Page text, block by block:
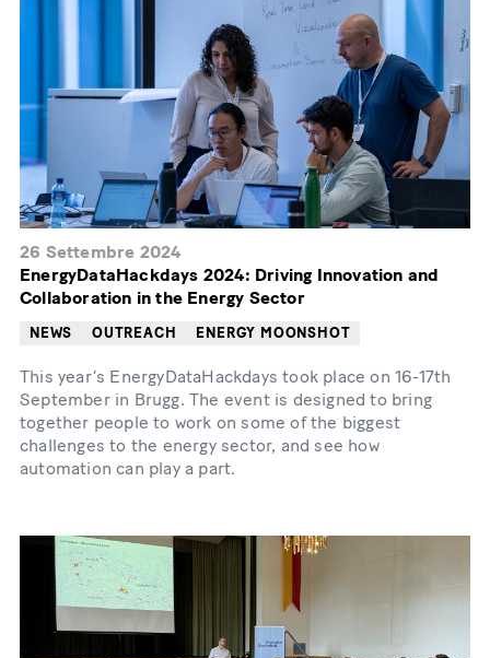
26 Settembre 2024
EnergyDataHackdays 2024: Driving Innovation and
Collaboration in the Energy Sector
NEWS OUTREACH ENERGY MOONSHOT
This year’s EnergyDataHackdays took place on 16-17th
September in Brugg. The event is designed to bring
together people to work on some of the biggest
challenges to the energy sector, and see how
automation can play a part.